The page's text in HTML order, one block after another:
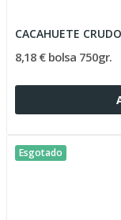
CACAHUETE
8,18 € bolsa 750gr.
Esgotado